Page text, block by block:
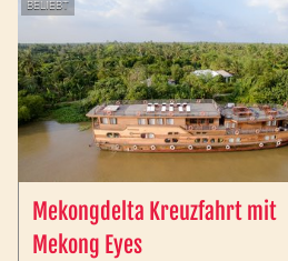
BELIEBT
Mekongdelta Kreuzfahrt mit
Mekong Eyes